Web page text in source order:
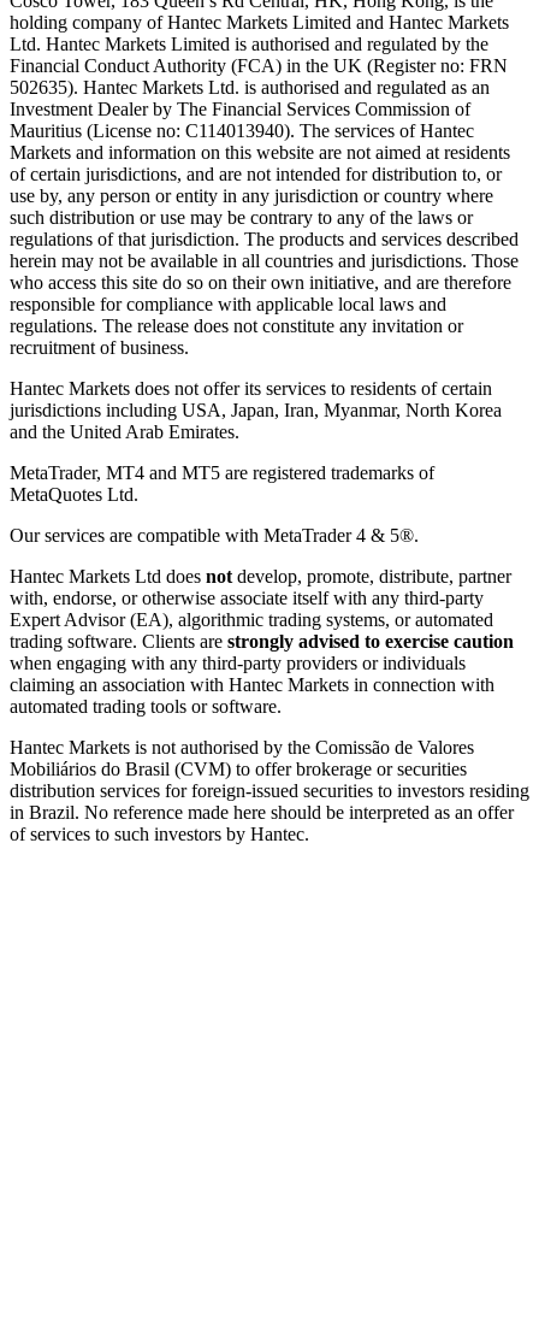
holding company of Hantec Markets Limited and Hantec Markets
Ltd. Hantec Markets Limited is authorised and regulated by the
Financial Conduct Authority (FCA) in the UK (Register no: FRN
502635). Hantec Markets Ltd. is authorised and regulated as an
Investment Dealer by The Financial Services Commission of
Mauritius (License no: C114013940). The services of Hantec
Markets and information on this website are not aimed at residents
of certain jurisdictions, and are not intended for distribution to, or
use by, any person or entity in any jurisdiction or country where
such distribution or use may be contrary to any of the laws or
regulations of that jurisdiction. The products and services described
herein may not be available in all countries and jurisdictions. Those
who access this site do so on their own initiative, and are therefore
responsible for compliance with applicable local laws and
regulations. The release does not constitute any invitation or
recruitment of business.
Hantec Markets does not offer its services to residents of certain
jurisdictions including USA, Japan, Iran, Myanmar, North Korea
and the United Arab Emirates.
MetaTrader, MT4 and MT5 are registered trademarks of
MetaQuotes Ltd.
Our services are compatible with MetaTrader 4 & 5®.
Hantec Markets Ltd does not develop, promote, distribute, partner
with, endorse, or otherwise associate itself with any third-party
Expert Advisor (EA), algorithmic trading systems, or automated
trading software. Clients are strongly advised to exercise caution
when engaging with any third-party providers or individuals
claiming an association with Hantec Markets in connection with
automated trading tools or software.
Hantec Markets is not authorised by the Comissão de Valores
Mobiliários do Brasil (CVM) to offer brokerage or securities
distribution services for foreign-issued securities to investors residing
in Brazil. No reference made here should be interpreted as an offer
of services to such investors by Hantec.